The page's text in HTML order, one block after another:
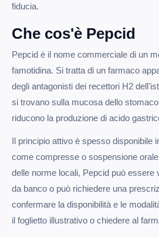
fiducia.
Che cos'è Pepcid
Pepcid è il nome commerciale di un
famotidina. Si tratta di un farmaco
degli antagonisti dei recettori H2
si trovano sulla mucosa dello
riducono la produzione di acido
Il principio attivo è spesso disponibile
come compresse o sospensione
delle norme locali, Pepcid può essere
da banco o può richiedere una
confermare la disponibilità e le
il foglietto illustrativo o chiedere al